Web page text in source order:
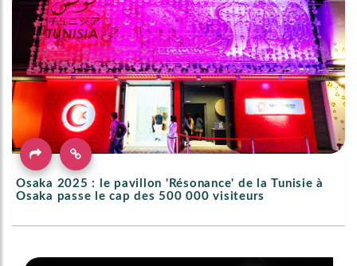
Osaka 2025 : le pavillon 'Résonance' de la Tunisie à
Osaka passe le cap des 500 000 visiteurs